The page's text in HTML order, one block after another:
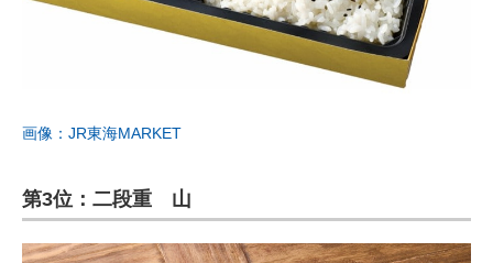
画像：JR東海MARKET
第3位：二段重 山